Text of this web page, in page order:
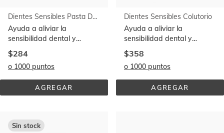
Dientes Sensibles Pasta Dentífrica
Ayuda a aliviar la
sensibilidad dental y
fortalece las encías. Con
CPC+Cymenol
$284
o 1000 puntos
AGREGAR
DIENTES
Dientes Sensibles Colutorio
Ayuda a aliviar la
sensibilidad dental y
fortalece las encías. Con
CPC+Cymenol
$358
o 1000 puntos
AGREGAR
DIENTES
Sin stock